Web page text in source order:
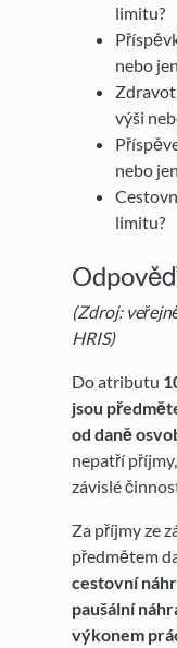
limitu?
nebo
výši
nebo
limitu?
(Zdroj:
HRIS)
Do atributu
jsou
od daně
nepatří
závislé
Za příjmy ze
předmětem
cestovní
paušální
výkonem